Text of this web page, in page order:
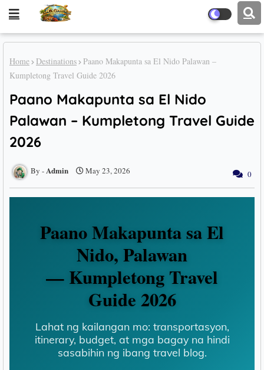
Home Destinations
Paano Makapunta sa El Nido Palawan –
Kumpletong Travel Guide 2026
Paano Makapunta sa El Nido
Palawan – Kumpletong Travel Guide
2026
Admin May 23, 2026 0
Paano Makapunta sa El
Nido, Palawan
— Kumpletong Travel
Guide 2026
Lahat ng kailangan mo: transportasyon,
itinerary, budget, at mga bagay na hindi
sasabihin ng ibang travel blog.